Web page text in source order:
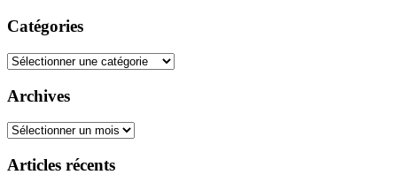
Catégories
Catégories
Archives
Archives
Articles récents